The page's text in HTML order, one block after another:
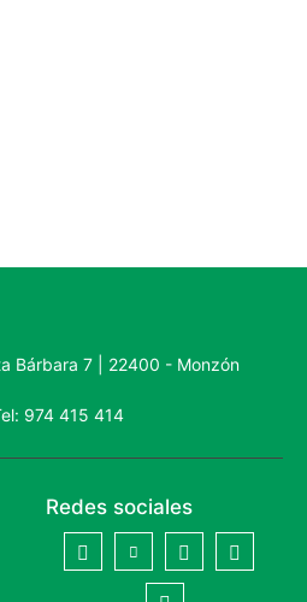
Bárbara 7 | 22400 - Monzón
974 415 414
Redes sociales